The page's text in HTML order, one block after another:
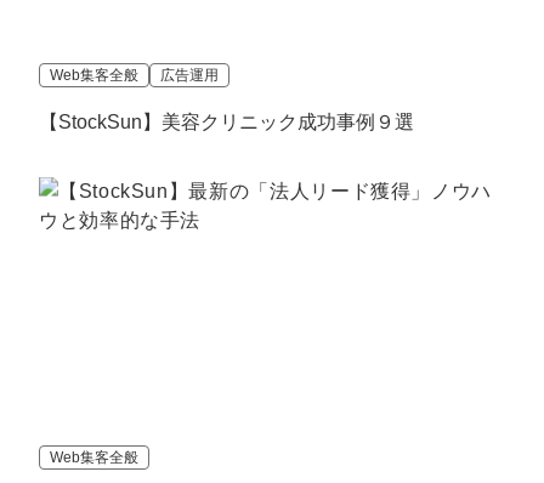
常勤監査役
募集要項一覧
Web集客全般 広告運用
【StockSun】美容クリニック成功事例９選
Web集客全般